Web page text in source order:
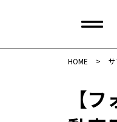
HOME >
【